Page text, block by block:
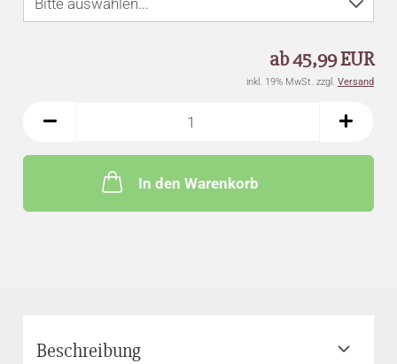
ab 45,99 EUR
inkl. 19% MwSt. zzgl. Versand
In den Warenkorb
Beschreibung